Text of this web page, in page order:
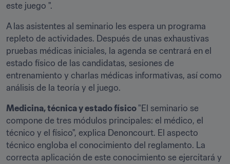
este juego ".
A las asistentes al seminario les espera un programa
repleto de actividades. Después de unas exhaustivas
pruebas médicas iniciales, la agenda se centrará en el
estado físico de las candidatas, sesiones de
entrenamiento y charlas médicas informativas, así como
análisis de la teoría y el juego.
Medicina, técnica y estado físico "El seminario se
compone de tres módulos principales: el médico, el
técnico y el físico", explica Denoncourt. El aspecto
técnico engloba el conocimiento del reglamento. La
correcta aplicación de este conocimiento se ejercitará y